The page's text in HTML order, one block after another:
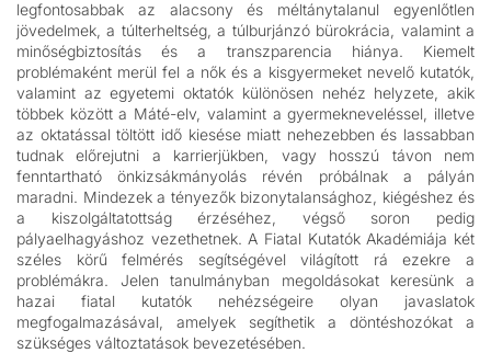
legfontosabbak az alacsony és méltánytalanul egyenlőtlen
jövedelmek, a túlterheltség, a túlburjánzó bürokrácia, valamint a
minőségbiztosítás és a transzparencia hiánya. Kiemelt
problémaként merül fel a nők és a kisgyermeket nevelő kutatók,
valamint az egyetemi oktatók különösen nehéz helyzete, akik
többek között a Máté-elv, valamint a gyermekneveléssel, illetve
az oktatással töltött idő kiesése miatt nehezebben és lassabban
tudnak előrejutni a karrierjükben, vagy hosszú távon nem
fenntartható önkizsákmányolás révén próbálnak a pályán
maradni. Mindezek a tényezők bizonytalansághoz, kiégéshez és
a kiszolgáltatottság érzéséhez, végső soron pedig
pályaelhagyáshoz vezethetnek. A Fiatal Kutatók Akadémiája két
széles körű felmérés segítségével világított rá ezekre a
problémákra. Jelen tanulmányban megoldásokat keresünk a
hazai fiatal kutatók nehézségeire olyan javaslatok
megfogalmazásával, amelyek segíthetik a döntéshozókat a
szükséges változtatások bevezetésében.